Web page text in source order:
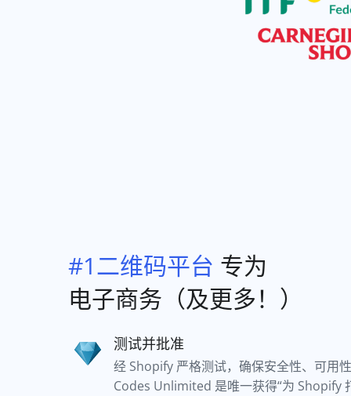
#1二维码平台 专为
电子商务（及更多！）
测试并批准
经 Shopify 严格测试，确保安全性、可用
Codes Unlimited 是唯一获得“为 Shopify